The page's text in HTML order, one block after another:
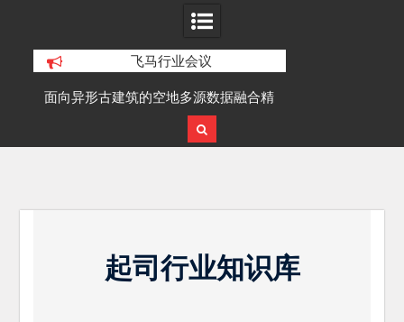
飞马行业会议
面向异形古建筑的空地多源数据融合精
细化三维重建研究
起司行业知识库